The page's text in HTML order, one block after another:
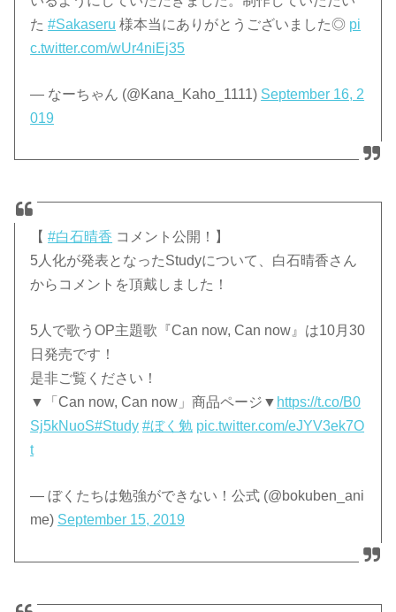
た#Sakaseru 様本当にありがとうございました◎ pi
c.twitter.com/wUr4niEj35
— なーちゃん (@Kana_Kaho_1111) September 16, 2
019
【#白石晴香 コメント公開！】
5人化が発表となったStudyについて、白石晴香さん
からコメントを頂戴しました！
5人で歌うOP主題歌『Can now, Can now』は10月30
日発売です！
是非ご覧ください！
▼「Can now, Can now」商品ページ▼ https://t.co/B0
Sj5kNuoS#Study #ぼく勉 pic.twitter.com/eJYV3ek7O
t
— ぼくたちは勉強ができない！公式 (@bokuben_ani
me) September 15, 2019